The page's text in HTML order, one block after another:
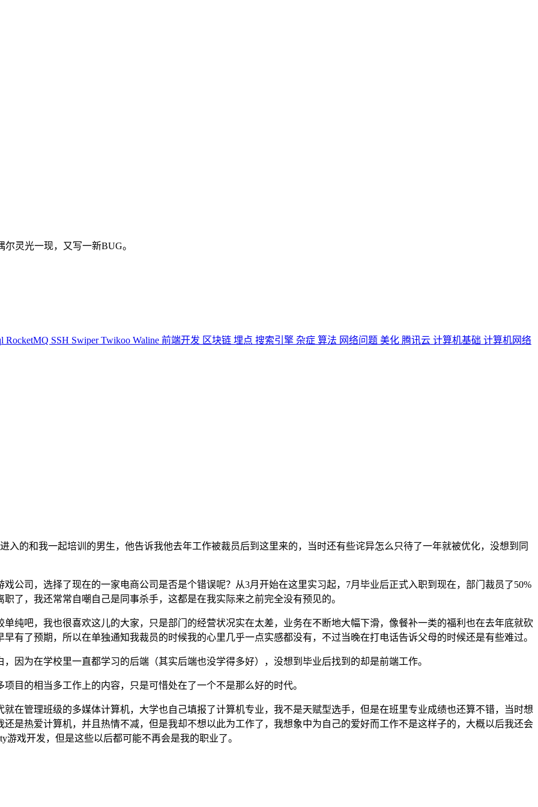
灵光一现，又写一新BUG。
RocketMQ SSH SwiperTwikoo Waline 前端开发 区块链 埋点 搜索引擎 杂症 算法 网络问题 美化 腾讯云 计算机基础 计算机网络
入的和我一起培训的男生，他告诉我他去年工作被裁员后到这里来的，当时还有些诧异怎么只待了一年就被优化，没想到同
公司，选择了现在的一家电商公司是否是个错误呢？从3月开始在这里实习起，7月毕业后正式入职到现在，部门裁员了50%
，我还常常自嘲自己是同事杀手，这都是在我实际来之前完全没有预见的。
纯吧，我也很喜欢这儿的大家，只是部门的经营状况实在太差，业务在不断地大幅下滑，像餐补一类的福利也在去年底就砍
有了预期，所以在单独通知我裁员的时候我的心里几乎一点实感都没有，不过当晚在打电话告诉父母的时候还是有些难过。
因为在学校里一直都学习的后端（其实后端也没学得多好），没想到毕业后找到的却是前端工作。
目的相当多工作上的内容，只是可惜处在了一个不是那么好的时代。
在管理班级的多媒体计算机，大学也自己填报了计算机专业，我不是天赋型选手，但是在班里专业成绩也还算不错，当时想
是热爱计算机，并且热情不减，但是我却不想以此为工作了，我想象中为自己的爱好而工作不是这样子的，大概以后我还会
戏开发，但是这些以后都可能不再会是我的职业了。